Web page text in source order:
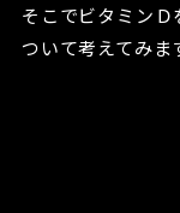
そこでビタミン
ついて考えてみま